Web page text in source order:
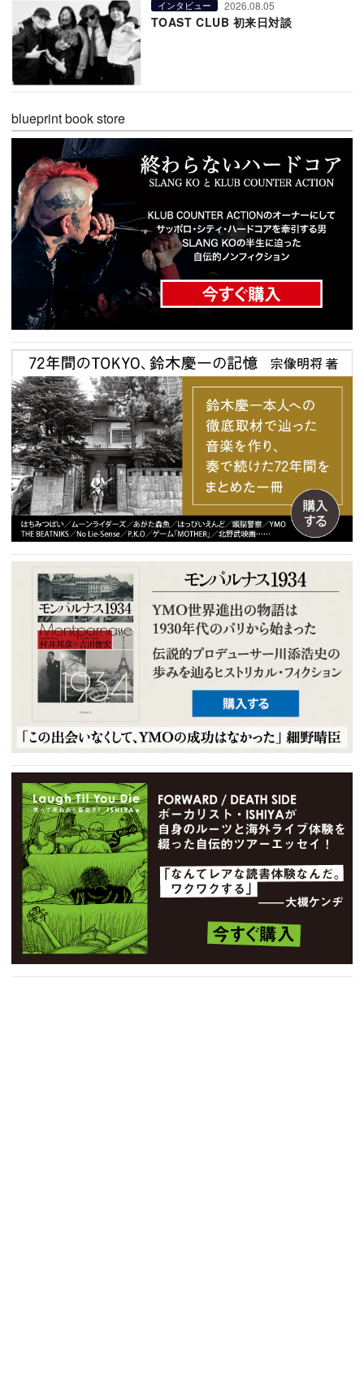
インタビュー 2026.08.05
TOAST CLUB 初来日対談
blueprint book store